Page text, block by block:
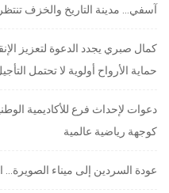
آسفي… مدينة التاريخ والخزف
كمال صبري يجدد الدعوة لتعزيز
حماية الأرواح أولوية لا تحتمل
دعوات لإحداث فرع للأكاديمية
كوجهة رياضية عالمية
عودة السردين إلى ميناء الصويرة…